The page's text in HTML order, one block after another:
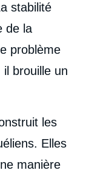
stabilité
de la
problème
brouille un
les
Elles
manière